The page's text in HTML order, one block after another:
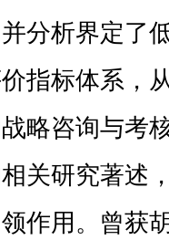
分析界定了
指标体系，
略咨询与考
关研究著述
作用。曾获